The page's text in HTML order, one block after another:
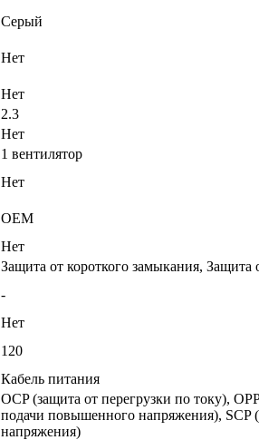
Серый
Нет
Нет
2.3
Нет
1 вентилятор
Нет
OEM
Нет
Защита от короткого замыкания, Защита
-
Нет
120
Кабель питания
OCP (защита от перегрузки по току),
подачи повышенного напряжения), SCP
напряжения)